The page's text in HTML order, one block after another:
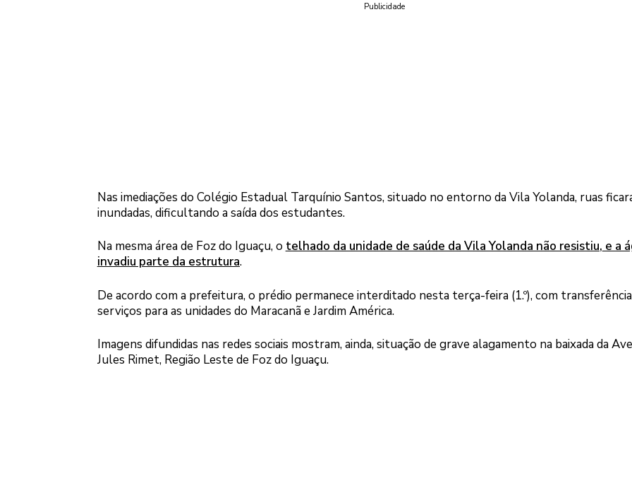
Publicidade
Nas imediações do Colégio Estadual Tarquínio Santos, situado no entorno da Vila Yolanda, ruas
inundadas, dificultando a saída dos estudantes.
Na mesma área de Foz do Iguaçu, o telhado da unidade de saúde da Vila Yolanda não resistiu, e a
invadiu parte da estrutura.
De acordo com a prefeitura, o prédio permanece interditado nesta terça-feira (1.º), com
serviços para as unidades do Maracanã e Jardim América.
Imagens difundidas nas redes sociais mostram, ainda, situação de grave alagamento na baixada da
Jules Rimet, Região Leste de Foz do Iguaçu.